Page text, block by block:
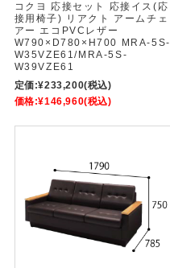
コクヨ 応接セット 応接イス(応
接用椅子) リアクト アームチェ
アー エコPVCレザー
W790×D780×H700 MRA-5S-
W35VZE61/MRA-5S-
W39VZE61
定価:¥233,200(税込)
価格:¥146,960(税込)